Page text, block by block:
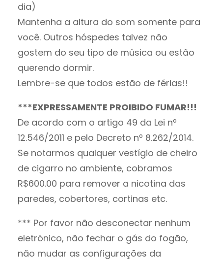
dia)
Mantenha a altura do som somente para
você. Outros hóspedes talvez não
gostem do seu tipo de música ou estão
querendo dormir.
Lembre-se que todos estão de férias!!
***EXPRESSAMENTE PROIBIDO FUMAR!!!
De acordo com o artigo 49 da Lei nº
12.546/2011 e pelo Decreto nº 8.262/2014.
Se notarmos qualquer vestígio de cheiro
de cigarro no ambiente, cobramos
R$600.00 para remover a nicotina das
paredes, cobertores, cortinas etc.
*** Por favor não desconectar nenhum
eletrônico, não fechar o gás do fogão,
não mudar as configurações da